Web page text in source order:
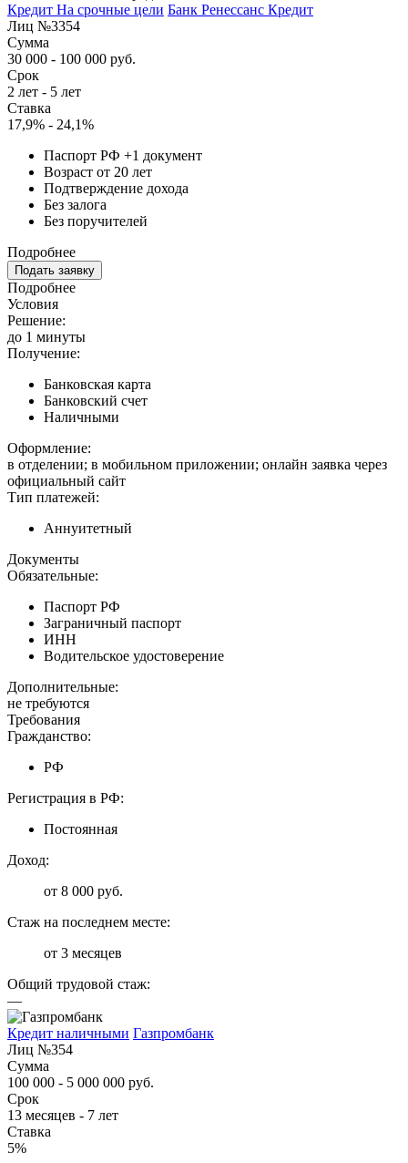
Кредит На срочные цели Банк Ренессанс Кредит
Лиц №3354
Сумма
30 000 - 100 000 руб.
Срок
2 лет - 5 лет
Ставка
17,9% - 24,1%
Паспорт РФ +1 документ
Возраст от 20 лет
Подтверждение дохода
Без залога
Без поручителей
Подробнее
Подать заявку
Подробнее
Условия
Решение:
до 1 минуты
Получение:
Банковская карта
Банковский счет
Наличными
Оформление:
в отделении; в мобильном приложении; онлайн заявка через
официальный сайт
Тип платежей:
Аннуитетный
Документы
Обязательные:
Паспорт РФ
Заграничный паспорт
ИНН
Водительское удостоверение
Дополнительные:
не требуются
Требования
Гражданство:
РФ
Регистрация в РФ:
Постоянная
Доход:
от 8 000 руб.
Стаж на последнем месте:
от 3 месяцев
Общий трудовой стаж:
—
Кредит наличными Газпромбанк
Лиц №354
Сумма
100 000 - 5 000 000 руб.
Срок
13 месяцев - 7 лет
Ставка
5%